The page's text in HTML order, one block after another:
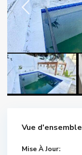
Vue d'ensemble
Mise À Jour: